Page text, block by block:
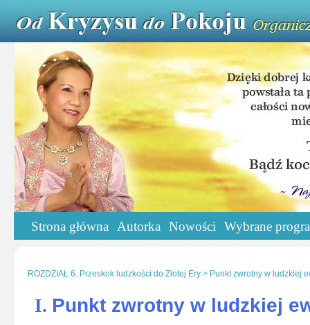
Strona główna Autorka Nowości Wybrane
ROZDZIAŁ 6. Przeskok ludzkości do Złotej Ery > Punkt zwrotny w ludzkiej
I. Punkt zwrotny w ludzkiej